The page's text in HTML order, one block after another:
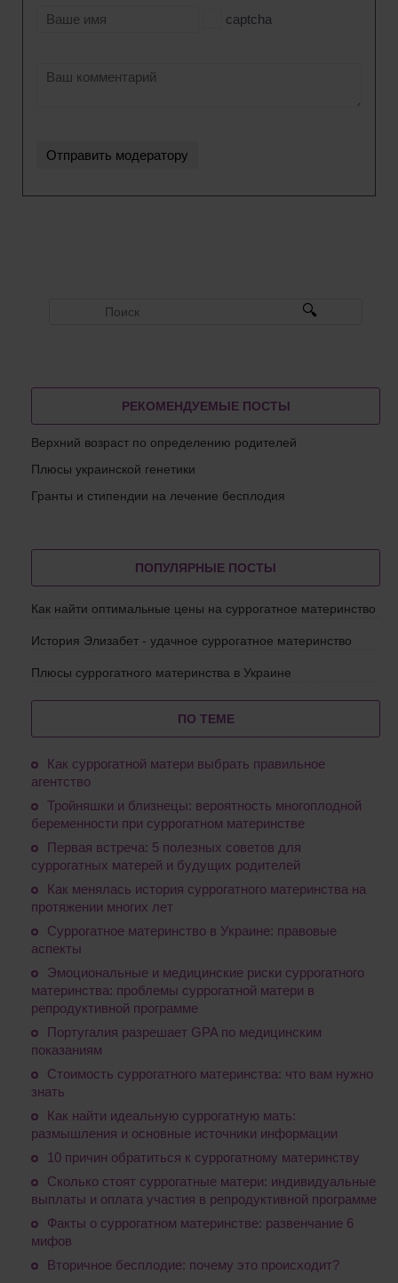
captcha
РЕКОМЕНДУЕМЫЕ ПОСТЫ
Верхний возраст по определению родителей
Плюсы украинской генетики
Гранты и стипендии на лечение бесплодия
ПОПУЛЯРНЫЕ ПОСТЫ
Как найти оптимальные цены на суррогатное материнство
История Элизабет - удачное суррогатное материнство
Плюсы суррогатного материнства в Украине
ПО ТЕМЕ
Как суррогатной матери выбрать правильное
агентство
Тройняшки и близнецы: вероятность многоплодной
беременности при суррогатном материнстве
Первая встреча: 5 полезных советов для
суррогатных матерей и будущих родителей
Как менялась история суррогатного материнства на
протяжении многих лет
Суррогатное материнство в Украине: правовые
аспекты
Эмоциональные и медицинские риски суррогатного
материнства: проблемы суррогатной матери в
репродуктивной программе
Португалия разрешает GPA по медицинским
показаниям
Стоимость суррогатного материнства: что вам нужно
знать
Как найти идеальную суррогатную мать:
размышления и основные источники информации
10 причин обратиться к суррогатному материнству
Сколько стоят суррогатные матери: индивидуальные
выплаты и оплата участия в репродуктивной программе
Факты о суррогатном материнстве: развенчание 6
мифов
Вторичное бесплодие: почему это происходит?